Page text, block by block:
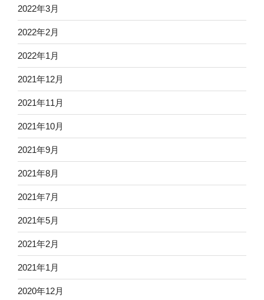
2022年3月
2022年2月
2022年1月
2021年12月
2021年11月
2021年10月
2021年9月
2021年8月
2021年7月
2021年5月
2021年2月
2021年1月
2020年12月